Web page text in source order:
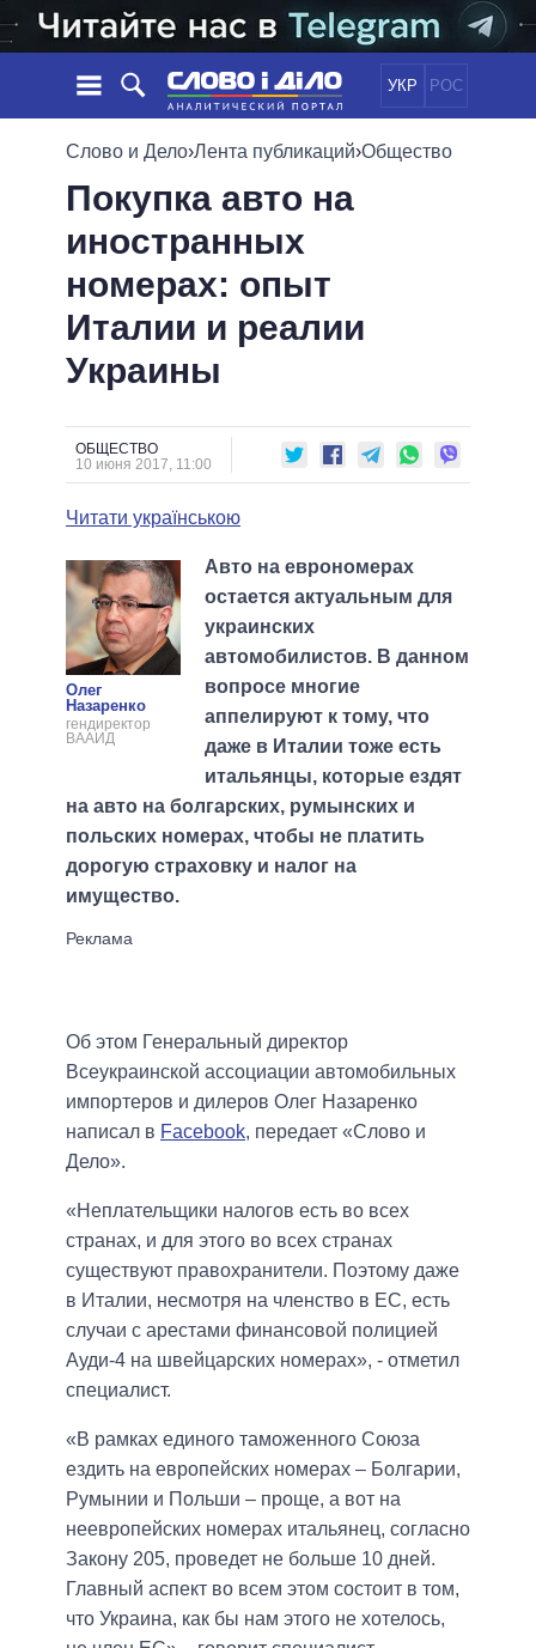
УКР РОС
НОВОСТИ
ЛЕНТА
СОБЫТИЯ
СТАТЬИ
МНЕНИЯ
ОБЗОРЫ
ДАЙДЖЕСТЫ
ПОЛИТИКА
ЭКОНОМИКА
ОБЩЕСТВО
ОБЕЩАНИЯ
ПОЛИТИКИ
ВСЕ ПОЛИТИКИ
ПРЕЗИДЕНТ И ОФИС
ВЕРХОВНАЯ РАДА
ГЛАВЫ ОБЛАДМИНИСТРАЦИЙ
МЭРЫ
ВСЕ ПЕРСОНЫ
СРАВНЕНИЕ ПОЛИТИКОВ
Слово и Дело›Лента публикаций›Общество
Покупка авто на
иностранных
номерах: опыт
Италии и реалии
Украины
ОБЩЕСТВО
10 июня 2017, 11:00
Читати українською
Олег
Назаренко
гендиректор
ВААИД
Авто на еврономерах
остается актуальным для
украинских
автомобилистов. В данном
вопросе многие
аппелируют к тому, что
даже в Италии тоже есть
итальянцы, которые ездят
на авто на болгарских, румынских и
польских номерах, чтобы не платить
дорогую страховку и налог на
имущество.
Об этом Генеральный директор
Всеукраинской ассоциации автомобильных
импортеров и дилеров Олег Назаренко
написал в Facebook, передает «Слово и
Дело».
«Неплательщики налогов есть во всех
странах, и для этого во всех странах
существуют правохранители. Поэтому даже
в Италии, несмотря на членство в ЕС, есть
случаи с арестами финансовой полицией
Ауди-4 на швейцарских номерах», - отметил
специалист.
«В рамках единого таможенного Союза
ездить на европейских номерах – Болгарии,
Румынии и Польши – проще, а вот на
неевропейских номерах итальянец, согласно
Закону 205, проведет не больше 10 дней.
Главный аспект во всем этом состоит в том,
что Украина, как бы нам этого не хотелось,